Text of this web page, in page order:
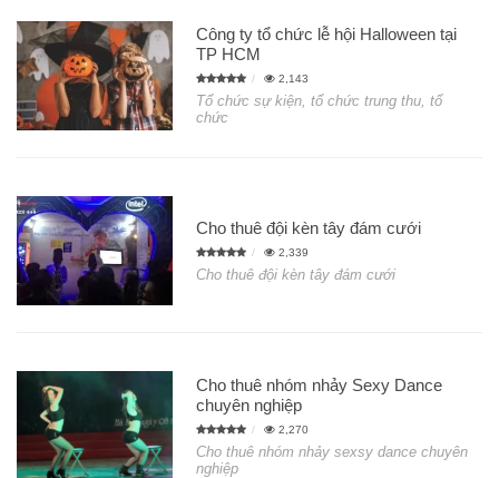
Công ty tổ chức lễ hội Halloween tại
TP HCM
2,143
Tổ chức sự kiện, tổ chức trung thu, tổ
chức
Cho thuê đội kèn tây đám cưới
2,339
Cho thuê đội kèn tây đám cưới
Cho thuê nhóm nhảy Sexy Dance
chuyên nghiệp
2,270
Cho thuê nhóm nhảy sexsy dance chuyên
nghiệp